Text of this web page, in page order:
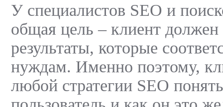
У специалистов SEO и
общая цель – клиент должен
результаты, которые
нуждам. Именно поэтому,
любой стратегии SEO